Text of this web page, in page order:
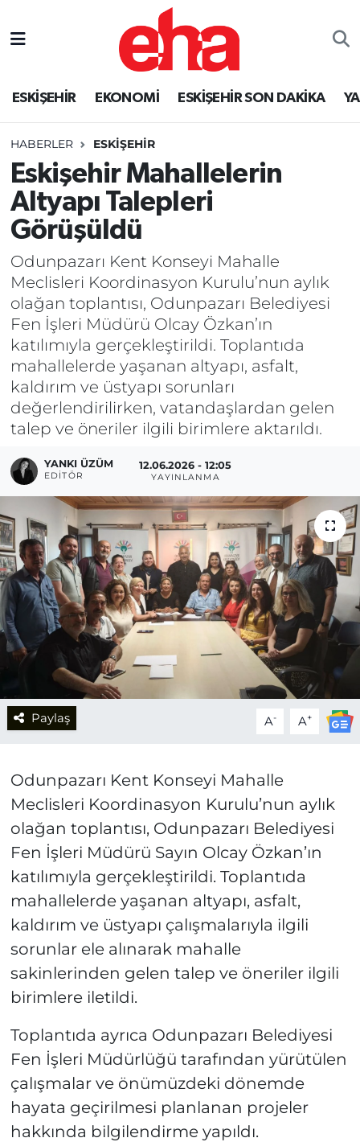
ESKİŞEHİR EKONOMİ ESKİŞEHİR SON DAKİKA
HABERLER ESKİŞEHİR
Eskişehir Mahallelerin
Altyapı Talepleri
Görüşüldü
Odunpazarı Kent Konseyi Mahalle
Meclisleri Koordinasyon Kurulu’nun aylık
olağan toplantısı, Odunpazarı Belediyesi
Fen İşleri Müdürü Olcay Özkan’ın
katılımıyla gerçekleştirildi. Toplantıda
mahallelerde yaşanan altyapı, asfalt,
kaldırım ve üstyapı sorunları
değerlendirilirken, vatandaşlardan gelen
talep ve öneriler ilgili birimlere aktarıldı.
YANKI ÜZÜM
EDITÖR
12.06.2026 - 12:05
YAYINLANMA
Paylaş A- A+
Odunpazarı Kent Konseyi Mahalle
Meclisleri Koordinasyon Kurulu’nun aylık
olağan toplantısı, Odunpazarı Belediyesi
Fen İşleri Müdürü Sayın Olcay Özkan’ın
katılımıyla gerçekleştirildi. Toplantıda
mahallelerde yaşanan altyapı, asfalt,
kaldırım ve üstyapı çalışmalarıyla ilgili
sorunlar ele alınarak mahalle
sakinlerinden gelen talep ve öneriler ilgili
birimlere iletildi.
Toplantıda ayrıca Odunpazarı Belediyesi
Fen İşleri Müdürlüğü tarafından yürütülen
çalışmalar ve önümüzdeki dönemde
hayata geçirilmesi planlanan projeler
hakkında bilgilendirme yapıldı.